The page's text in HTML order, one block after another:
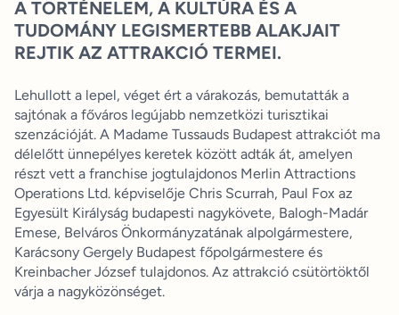
A TÖRTÉNELEM, A KULTÚRA ÉS A
TUDOMÁNY LEGISMERTEBB ALAKJAIT
REJTIK AZ ATTRAKCIÓ TERMEI.
Lehullott a lepel, véget ért a várakozás, bemutatták a
sajtónak a főváros legújabb nemzetközi turisztikai
szenzációját. A Madame Tussauds Budapest attrakciót ma
délelőtt ünnepélyes keretek között adták át, amelyen
részt vett a franchise jogtulajdonos Merlin Attractions
Operations Ltd. képviselője Chris Scurrah, Paul Fox az
Egyesült Királyság budapesti nagykövete, Balogh-Madár
Emese, Belváros Önkormányzatának alpolgármestere,
Karácsony Gergely Budapest főpolgármestere és
Kreinbacher József tulajdonos. Az attrakció csütörtöktől
várja a nagyközönséget.